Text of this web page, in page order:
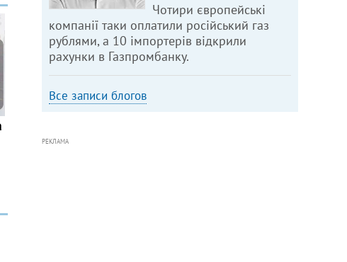
Чотири європейські
компанії таки оплатили російський газ
рублями, а 10 імпортерів відкрили
рахунки в Газпромбанку.
Все записи блогов
РЕКЛАМА